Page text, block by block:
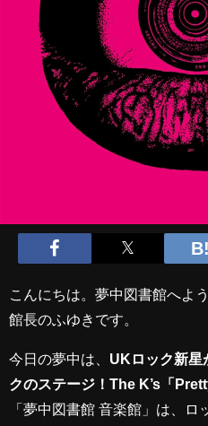
こんにちは。夢中図書館へよう
館長のふゆきです。
今日の夢中は、 UKロック新星
クのステージ！The K’s「
「夢中図書館 音楽館」は、